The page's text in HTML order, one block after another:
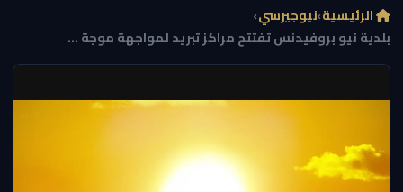
الرئيسية›نيوجيرسي›
بلدية نيو بروفيدنس تفتتح مراكز تبريد لمواجهة موجة ...